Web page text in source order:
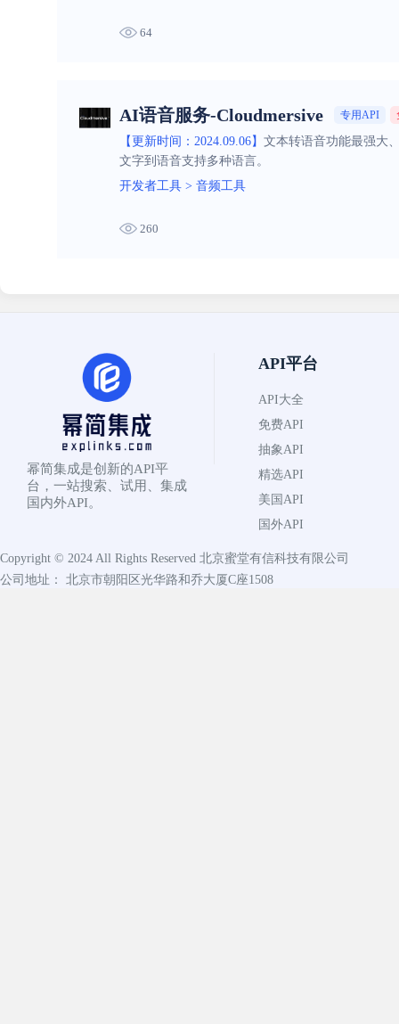
64
AI语音服务-Cloudmersive 专用API
【更新时间：2024.09.06】 文本转语音功能最强大
文字到语音支持多种语言。
开发者工具 > 音频工具
260
幂简集成是创新的API平
台，一站搜索、试用、集成
国内外API。
API平台
API大全
免费API
抽象API
精选API
美国API
国外API
Copyright © 2024 All Rights Reserved 北京蜜堂有信科技有限公司
公司地址： 北京市朝阳区光华路和乔大厦C座1508